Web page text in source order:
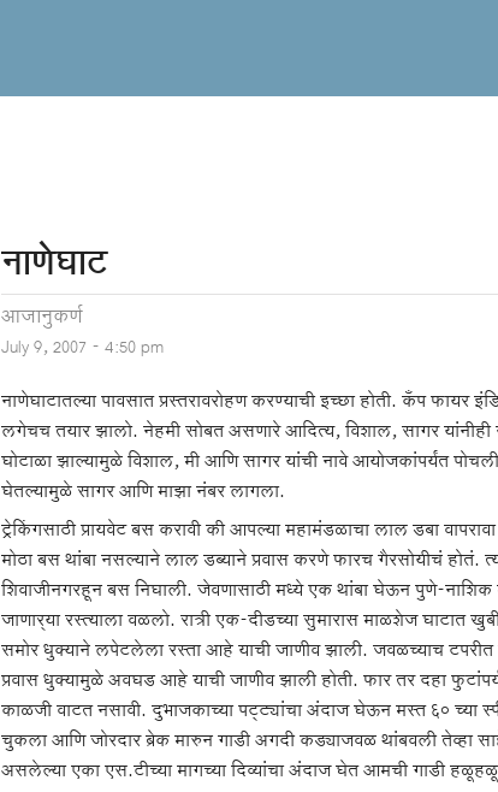
नाणेघाट
आजानुकर्ण
July 9, 2007 - 4:50 pm
नाणेघाटातल्या पावसात प्रस्तरावरोहण करण्याची इच्छा होती. कँप
लगेचच तयार झालो. नेहमी सोबत असणारे आदित्य, विशाल, सागर यांनीही
घोटाळा झाल्यामुळे विशाल, मी आणि सागर यांची नावे आयोजकांपर्यंत
घेतल्यामुळे सागर आणि माझा नंबर लागला.
ट्रेकिंगसाठी प्रायवेट बस करावी की आपल्या महामंडळाचा लाल डबा
मोठा बस थांबा नसल्याने लाल डब्याने प्रवास करणे फारच गैरसोयीचं होतं.
शिवाजीनगरहून बस निघाली. जेवणासाठी मध्ये एक थांबा घेऊन पुणे-
जाणार्‍या रस्त्याला वळलो. रात्री एक-दीडच्या सुमारास माळशेज घाटात
समोर धुक्याने लपेटलेला रस्ता आहे याची जाणीव झाली. जवळच्याच
प्रवास धुक्यामुळे अवघड आहे याची जाणीव झाली होती. फार तर दहा
काळजी वाटत नसावी. दुभाजकाच्या पट्ट्यांचा अंदाज घेऊन मस्त ६० च्या
चुकला आणि जोरदार ब्रेक मारुन गाडी अगदी कड्याजवळ थांबवली तेव्हा
असलेल्या एका एस.टीच्या मागच्या दिव्यांचा अंदाज घेत आमची गाडी